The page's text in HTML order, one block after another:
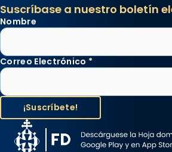
Suscríbase a nuestro boletín
Nombre
Correo Electrónico *